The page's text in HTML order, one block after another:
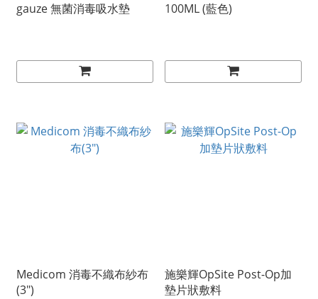
gauze 無菌消毒吸水墊
100ML (藍色)
Medicom 消毒不織布紗布
(3")
施樂輝OpSite Post-Op加
墊片狀敷料